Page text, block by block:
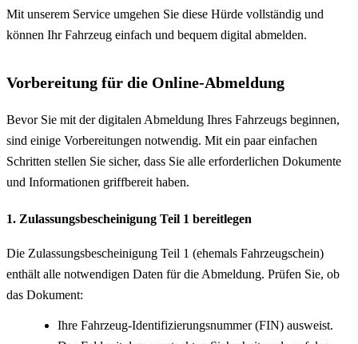
Mit unserem Service umgehen Sie diese Hürde vollständig und
können Ihr Fahrzeug einfach und bequem digital abmelden.
Vorbereitung für die Online-Abmeldung
Bevor Sie mit der digitalen Abmeldung Ihres Fahrzeugs beginnen,
sind einige Vorbereitungen notwendig. Mit ein paar einfachen
Schritten stellen Sie sicher, dass Sie alle erforderlichen Dokumente
und Informationen griffbereit haben.
1. Zulassungsbescheinigung Teil 1 bereitlegen
Die Zulassungsbescheinigung Teil 1 (ehemals Fahrzeugschein)
enthält alle notwendigen Daten für die Abmeldung. Prüfen Sie, ob
das Dokument:
Ihre Fahrzeug-Identifizierungsnummer (FIN) ausweist.